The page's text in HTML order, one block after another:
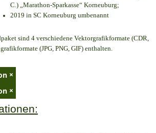
C.) „Marathon-Sparkasse“ Korneuburg;
2019 in SC Korneuburg umbenannt
sind 4 verschiedene Vektorgrafikformate (CDR,
(JPG, PNG, GIF) enthalten.
×
×